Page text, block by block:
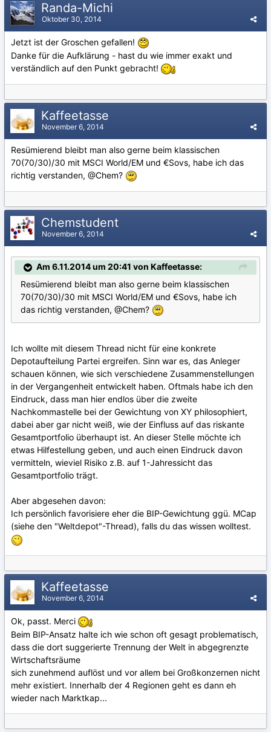
Randa-Michi
Oktober 30, 2014
Jetzt ist der Groschen gefallen!
Danke für die Aufklärung - hast du wie immer exakt und
verständlich auf den Punkt gebracht!
Kaffeetasse
November 6, 2014
Resümierend bleibt man also gerne beim klassischen
70(70/30)/30 mit MSCI World/EM und €Sovs, habe ich das
richtig verstanden, @Chem?
Chemstudent
November 6, 2014
Am 6.11.2014 um 20:41 von Kaffeetasse:
Resümierend bleibt man also gerne beim klassischen
70(70/30)/30 mit MSCI World/EM und €Sovs, habe ich
das richtig verstanden, @Chem?
Ich wollte mit diesem Thread nicht für eine konkrete
Depotaufteilung Partei ergreifen. Sinn war es, das Anleger
schauen können, wie sich verschiedene Zusammenstellungen
in der Vergangenheit entwickelt haben. Oftmals habe ich den
Eindruck, dass man hier endlos über die zweite
Nachkommastelle bei der Gewichtung von XY philosophiert,
dabei aber gar nicht weiß, wie der Einfluss auf das riskante
Gesamtportfolio überhaupt ist. An dieser Stelle möchte ich
etwas Hilfestellung geben, und auch einen Eindruck davon
vermitteln, wieviel Risiko z.B. auf 1-Jahressicht das
Gesamtportfolio trägt.
Aber abgesehen davon:
Ich persönlich favorisiere eher die BIP-Gewichtung ggü. MCap
(siehe den "Weltdepot"-Thread), falls du das wissen wolltest.
Kaffeetasse
November 6, 2014
Ok, passt. Merci
Beim BIP-Ansatz halte ich wie schon oft gesagt problematisch,
dass die dort suggerierte Trennung der Welt in abgegrenzte
Wirtschaftsräume
sich zunehmend auflöst und vor allem bei Großkonzernen nicht
mehr existiert. Innerhalb der 4 Regionen geht es dann eh
wieder nach Marktkap...